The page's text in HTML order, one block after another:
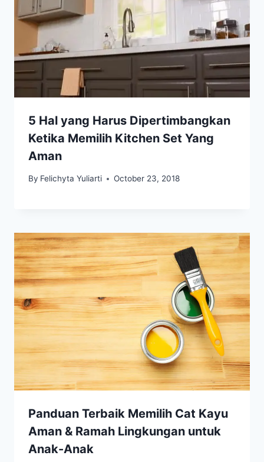
5 Hal yang Harus Dipertimbangkan
Ketika Memilih Kitchen Set Yang
Aman
By Felichyta Yuliarti October 23, 2018
Panduan Terbaik Memilih Cat Kayu
Aman & Ramah Lingkungan untuk
Anak-Anak